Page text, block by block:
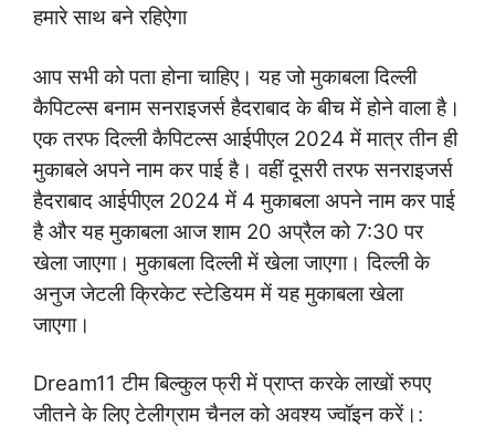
हमारे साथ बने रहिऐगा
आप सभी को पता होना चाहिए। यह जो मुकाबला दिल्ली
कैपिटल्स बनाम सनराइजर्स हैदराबाद के बीच में होने वाला है।
एक तरफ दिल्ली कैपिटल्स आईपीएल 2024 में मात्र तीन ही
मुकाबले अपने नाम कर पाई है। वहीं दूसरी तरफ सनराइजर्स
हैदराबाद आईपीएल 2024 में 4 मुकाबला अपने नाम कर पाई
है और यह मुकाबला आज शाम 20 अप्रैल को 7:30 पर
खेला जाएगा। मुकाबला दिल्ली में खेला जाएगा। दिल्ली के
अनुज जेटली क्रिकेट स्टेडियम में यह मुकाबला खेला
जाएगा।
Dream11 टीम बिल्कुल फ्री में प्राप्त करके लाखों रुपए
जीतने के लिए टेलीग्राम चैनल को अवश्य ज्वॉइन करें।: